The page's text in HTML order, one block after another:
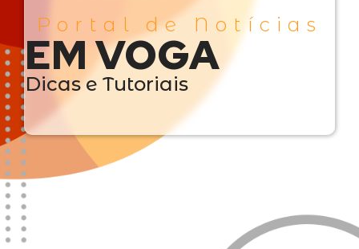
Portal de Notícias
EM VOGA
Dicas e Tutoriais